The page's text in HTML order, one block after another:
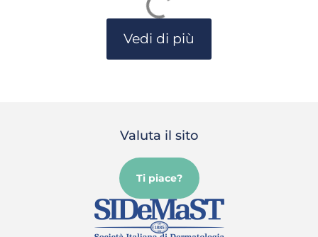
Vedi di più
Valuta il sito
Ti piace?